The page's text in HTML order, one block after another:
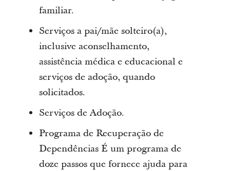
familiar.
Serviços a pai/mãe solteiro(a),
inclusive aconselhamento,
assistência médica e educacional e
serviços de adoção, quando
solicitados.
Serviços de Adoção.
Programa de Recuperação de
Dependências É um programa de
doze passos que fornece ajuda para